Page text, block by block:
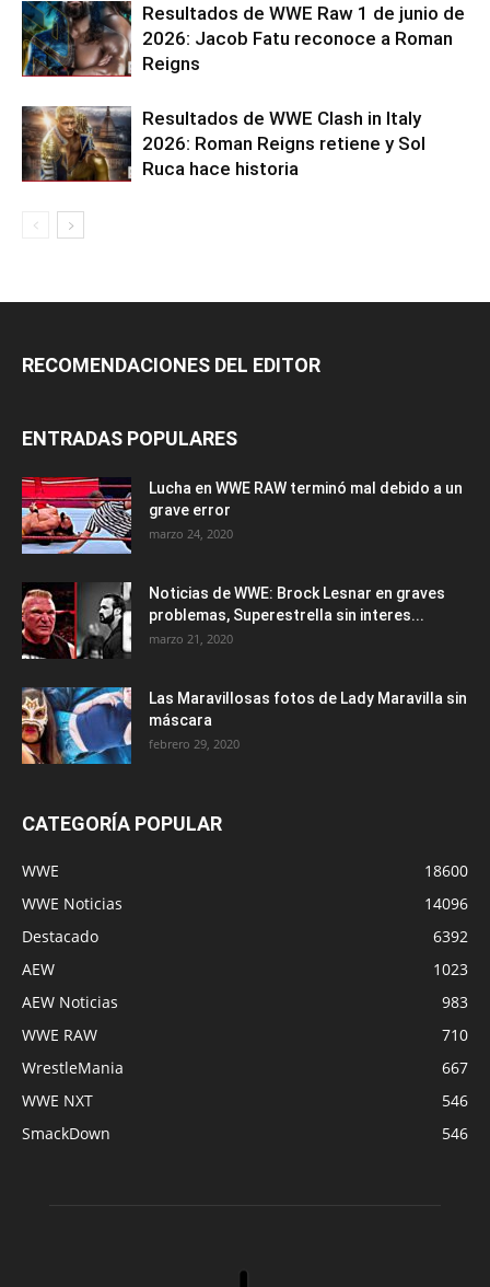
Resultados de WWE Raw 1 de junio de
2026: Jacob Fatu reconoce a Roman
Reigns
Resultados de WWE Clash in Italy
2026: Roman Reigns retiene y Sol
Ruca hace historia
RECOMENDACIONES DEL EDITOR
ENTRADAS POPULARES
Lucha en WWE RAW terminó mal debido a un
grave error
marzo 24, 2020
Noticias de WWE: Brock Lesnar en graves
problemas, Superestrella sin interes...
marzo 21, 2020
Las Maravillosas fotos de Lady Maravilla sin
máscara
febrero 29, 2020
CATEGORÍA POPULAR
WWE
18600
WWE Noticias
14096
Destacado
6392
AEW
1023
AEW Noticias
983
WWE RAW
710
WrestleMania
667
WWE NXT
546
SmackDown
546